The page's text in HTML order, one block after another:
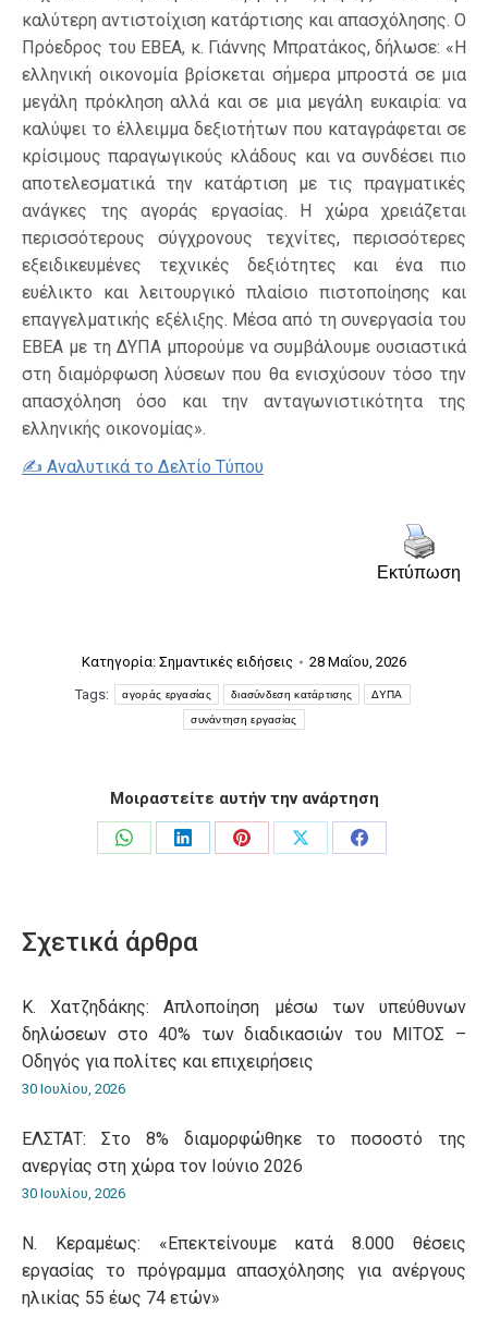
καλύτερη αντιστοίχιση κατάρτισης και απασχόλησης. Ο
Πρόεδρος του ΕΒΕΑ, κ. Γιάννης Μπρατάκος, δήλωσε: «Η
ελληνική οικονομία βρίσκεται σήμερα μπροστά σε μια
μεγάλη πρόκληση αλλά και σε μια μεγάλη ευκαιρία: να
καλύψει το έλλειμμα δεξιοτήτων που καταγράφεται σε
κρίσιμους παραγωγικούς κλάδους και να συνδέσει πιο
αποτελεσματικά την κατάρτιση με τις πραγματικές
ανάγκες της αγοράς εργασίας. Η χώρα χρειάζεται
περισσότερους σύγχρονους τεχνίτες, περισσότερες
εξειδικευμένες τεχνικές δεξιότητες και ένα πιο
ευέλικτο και λειτουργικό πλαίσιο πιστοποίησης και
επαγγελματικής εξέλιξης. Μέσα από τη συνεργασία του
ΕΒΕΑ με τη ΔΥΠΑ μπορούμε να συμβάλουμε ουσιαστικά
στη διαμόρφωση λύσεων που θα ενισχύσουν τόσο την
απασχόληση όσο και την ανταγωνιστικότητα της
ελληνικής οικονομίας».
✍️ Αναλυτικά το Δελτίο Τύπου
Εκτύπωση
Κατηγορία: Σημαντικές ειδήσεις
28 Μαΐου, 2026
Tags:
αγοράς εργασίας διασύνδεση κατάρτισης ΔΥΠΑ
συνάντηση εργασίας
Μοιραστείτε αυτήν την ανάρτηση
Share
Share
Share
Share
Share
Σχετικά άρθρα
Κ. Χατζηδάκης: Aπλοποίηση μέσω των υπεύθυνων
δηλώσεων στο 40% των διαδικασιών του ΜΙΤΟΣ –
Οδηγός για πολίτες και επιχειρήσεις
30 Ιουλίου, 2026
ΕΛΣΤΑΤ: Στο 8% διαμορφώθηκε το ποσοστό της
ανεργίας στη χώρα τον Ιούνιο 2026
30 Ιουλίου, 2026
Ν. Κεραμέως: «Επεκτείνουμε κατά 8.000 θέσεις
εργασίας το πρόγραμμα απασχόλησης για ανέργους
ηλικίας 55 έως 74 ετών»